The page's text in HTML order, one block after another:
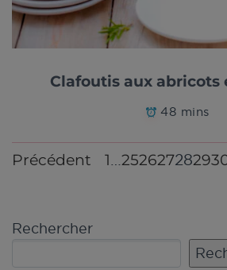
Clafoutis aux abricots
48 mins
Précédent 1 2526272829
Rechercher